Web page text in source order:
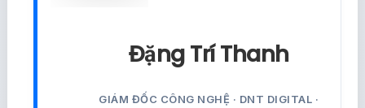
Đặng Trí Thanh
GIÁM ĐỐC CÔNG NGHỆ · DNT DIGITAL ·